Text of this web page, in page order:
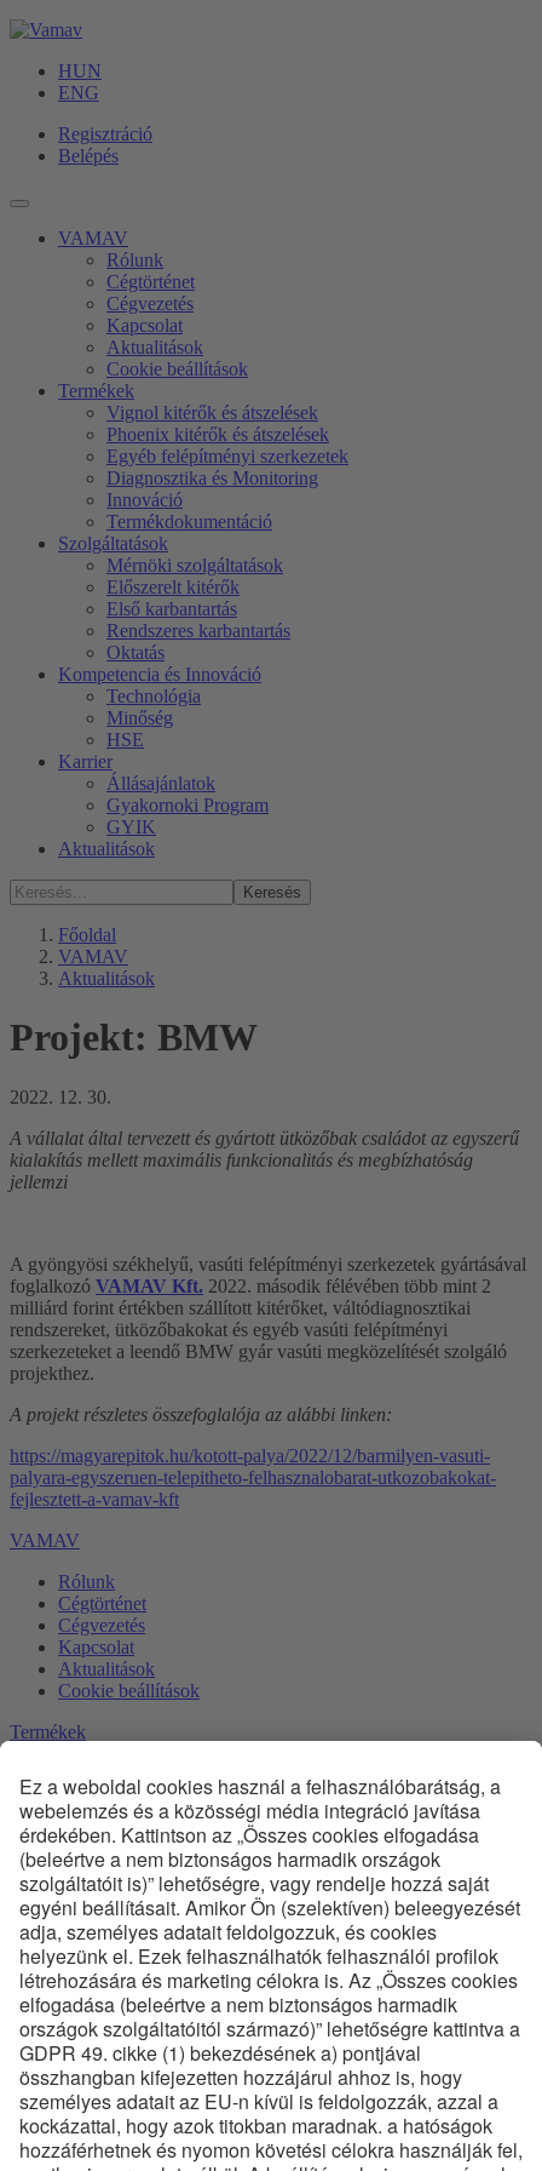
HUN
ENG
Regisztráció
Belépés
VAMAV
Rólunk
Cégtörténet
Cégvezetés
Kapcsolat
Aktualitások
Cookie beállítások
Termékek
Vignol kitérők és átszelések
Phoenix kitérők és átszelések
Egyéb felépítményi szerkezetek
Diagnosztika és Monitoring
Innováció
Termékdokumentáció
Szolgáltatások
Mérnöki szolgáltatások
Előszerelt kitérők
Első karbantartás
Rendszeres karbantartás
Oktatás
Kompetencia és Innováció
Technológia
Minőség
HSE
Karrier
Állásajánlatok
Gyakornoki Program
GYIK
Aktualitások
Keresés
Főoldal
VAMAV
Aktualitások
Projekt: BMW
2022. 12. 30.
A vállalat által tervezett és gyártott ütközőbak családot az egyszerű
kialakítás mellett maximális funkcionalitás és megbízhatóság
jellemzi
A gyöngyösi székhelyű, vasúti felépítményi szerkezetek gyártásával
foglalkozó VAMAV Kft. 2022. második félévében több mint 2
milliárd forint értékben szállított kitérőket, váltódiagnosztikai
rendszereket, ütközőbakokat és egyéb vasúti felépítményi
szerkezeteket a leendő BMW gyár vasúti megközelítését szolgáló
projekthez.
A projekt részletes összefoglalója az alábbi linken:
https://magyarepitok.hu/kotott-palya/2022/12/barmilyen-vasuti-
palyara-egyszeruen-telepitheto-felhasznalobarat-utkozobakokat-
fejlesztett-a-vamav-kft
VAMAV
Rólunk
Cégtörténet
Cégvezetés
Kapcsolat
Aktualitások
Cookie beállítások
Termékek
Phoenix kitérők és átszelések
Egyéb felépítményi szerkezetek
Termékdokumentáció
Diagnosztika és Monitoring
Innováció
Szolgáltatások
Mérnöki szolgáltatások
Előszerelt kitérők
Első karbantartás
Rendszeres karbantartás
Oktatás
Kompetencia és Innováció
Technológia
Minőség